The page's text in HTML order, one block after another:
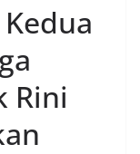
Rini